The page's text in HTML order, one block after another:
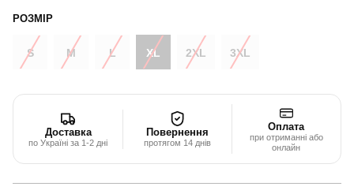
РОЗМІР
S M L XL 2XL 3XL
Доставка
по Україні за 1-2 дні
Повернення
протягом 14 днів
Оплата
при отриманні або
онлайн